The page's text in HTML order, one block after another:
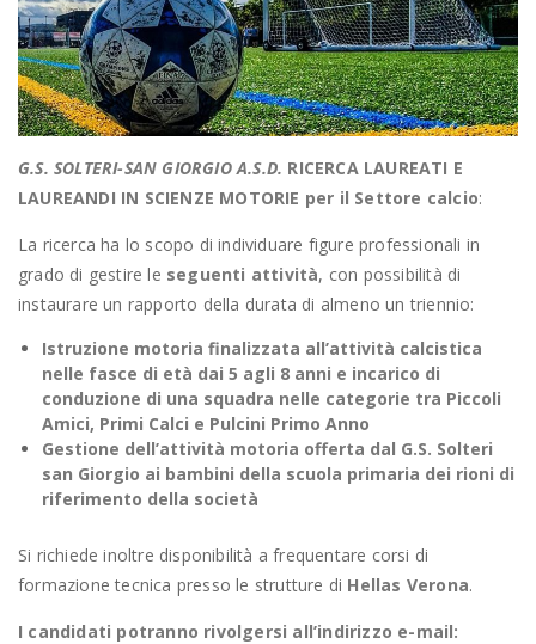
G.S. SOLTERI-SAN GIORGIO A.S.D. RICERCA LAUREATI E
LAUREANDI IN SCIENZE MOTORIE per il Settore calcio:
La ricerca ha lo scopo di individuare figure professionali in
grado di gestire le seguenti attività, con possibilità di
instaurare un rapporto della durata di almeno un triennio:
Istruzione motoria finalizzata all’attività calcistica
nelle fasce di età dai 5 agli 8 anni e incarico di
conduzione di una squadra nelle categorie tra Piccoli
Amici, Primi Calci e Pulcini Primo Anno
Gestione dell’attività motoria offerta dal G.S. Solteri
san Giorgio ai bambini della scuola primaria dei rioni di
riferimento della società
Si richiede inoltre disponibilità a frequentare corsi di
formazione tecnica presso le strutture di Hellas Verona.
I candidati potranno rivolgersi all’indirizzo e-mail: